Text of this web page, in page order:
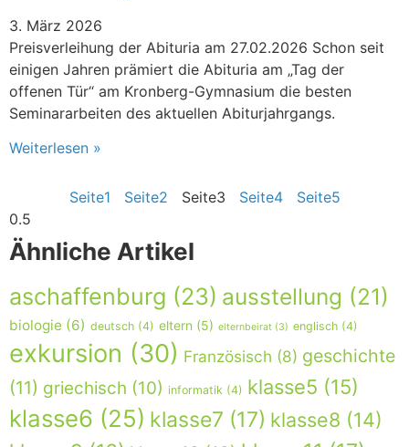
3. März 2026
Preisverleihung der Abituria am 27.02.2026 Schon seit
einigen Jahren prämiert die Abituria am „Tag der
offenen Tür“ am Kronberg-Gymnasium die besten
Seminararbeiten des aktuellen Abiturjahrgangs.
Weiterlesen »
Seite1 Seite2 Seite3 Seite4 Seite5
Ähnliche Artikel
aschaffenburg (23) ausstellung (21)
biologie (6) deutsch (4) eltern (5) elternbeirat (3) englisch (4)
exkursion (30) Französisch (8) geschichte
(11) griechisch (10) informatik (4) klasse5 (15)
klasse6 (25) klasse7 (17) klasse8 (14)